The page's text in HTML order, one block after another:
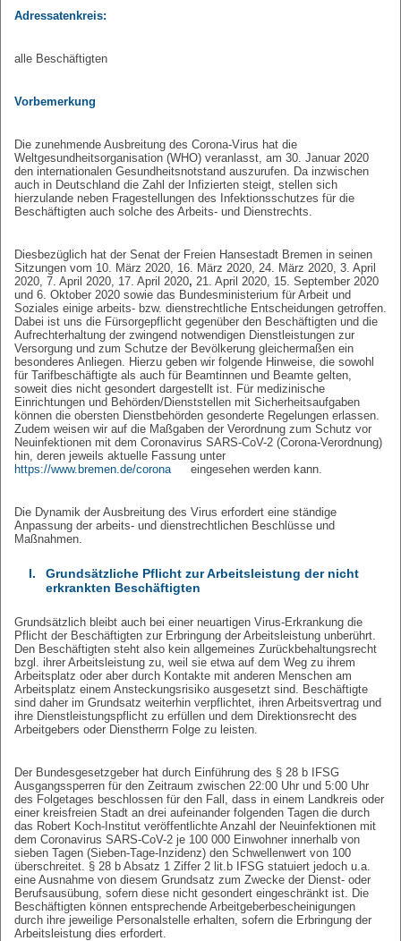
Adressatenkreis:
alle Beschäftigten
Vorbemerkung
Die zunehmende Ausbreitung des Corona-Virus hat die
Weltgesundheitsorganisation (WHO) veranlasst, am 30. Januar 2020
den internationalen Gesundheitsnotstand auszurufen. Da inzwischen
auch in Deutschland die Zahl der Infizierten steigt, stellen sich
hierzulande neben Fragestellungen des Infektionsschutzes für die
Beschäftigten auch solche des Arbeits- und Dienstrechts.
Diesbezüglich hat der Senat der Freien Hansestadt Bremen in seinen
Sitzungen vom 10. März 2020, 16. März 2020, 24. März 2020, 3. April
2020, 7. April 2020, 17. April 2020, 21. April 2020, 15. September 2020
und 6. Oktober 2020 sowie das Bundesministerium für Arbeit und
Soziales einige arbeits- bzw. dienstrechtliche Entscheidungen getroffen.
Dabei ist uns die Fürsorgepflicht gegenüber den Beschäftigten und die
Aufrechterhaltung der zwingend notwendigen Dienstleistungen zur
Versorgung und zum Schutze der Bevölkerung gleichermaßen ein
besonderes Anliegen. Hierzu geben wir folgende Hinweise, die sowohl
für Tarifbeschäftigte als auch für Beamtinnen und Beamte gelten,
soweit dies nicht gesondert dargestellt ist. Für medizinische
Einrichtungen und Behörden/Dienststellen mit Sicherheitsaufgaben
können die obersten Dienstbehörden gesonderte Regelungen erlassen.
Zudem weisen wir auf die Maßgaben der Verordnung zum Schutz vor
Neuinfektionen mit dem Coronavirus SARS-CoV-2 (Corona-Verordnung)
hin, deren jeweils aktuelle Fassung unter
https://www.bremen.de/corona
eingesehen werden kann.
Die Dynamik der Ausbreitung des Virus erfordert eine ständige
Anpassung der arbeits- und dienstrechtlichen Beschlüsse und
Maßnahmen.
I.
Grundsätzliche Pflicht zur Arbeitsleistung der nicht
erkrankten Beschäftigten
Grundsätzlich bleibt auch bei einer neuartigen Virus-Erkrankung die
Pflicht der Beschäftigten zur Erbringung der Arbeitsleistung unberührt.
Den Beschäftigten steht also kein allgemeines Zurückbehaltungsrecht
bzgl. ihrer Arbeitsleistung zu, weil sie etwa auf dem Weg zu ihrem
Arbeitsplatz oder aber durch Kontakte mit anderen Menschen am
Arbeitsplatz einem Ansteckungsrisiko ausgesetzt sind. Beschäftigte
sind daher im Grundsatz weiterhin verpflichtet, ihren Arbeitsvertrag und
ihre Dienstleistungspflicht zu erfüllen und dem Direktionsrecht des
Arbeitgebers oder Dienstherrn Folge zu leisten.
Der Bundesgesetzgeber hat durch Einführung des § 28 b IFSG
Ausgangssperren für den Zeitraum zwischen 22:00 Uhr und 5:00 Uhr
des Folgetages beschlossen für den Fall, dass in einem Landkreis oder
einer kreisfreien Stadt an drei aufeinander folgenden Tagen die durch
das Robert Koch-Institut veröffentlichte Anzahl der Neuinfektionen mit
dem Coronavirus SARS-CoV-2 je 100 000 Einwohner innerhalb von
sieben Tagen (Sieben-Tage-Inzidenz) den Schwellenwert von 100
überschreitet. § 28 b Absatz 1 Ziffer 2 lit.b IFSG statuiert jedoch u.a.
eine Ausnahme von diesem Grundsatz zum Zwecke der Dienst- oder
Berufsausübung, sofern diese nicht gesondert eingeschränkt ist. Die
Beschäftigten können entsprechende Arbeitgeberbescheinigungen
durch ihre jeweilige Personalstelle erhalten, sofern die Erbringung der
Arbeitsleistung dies erfordert.